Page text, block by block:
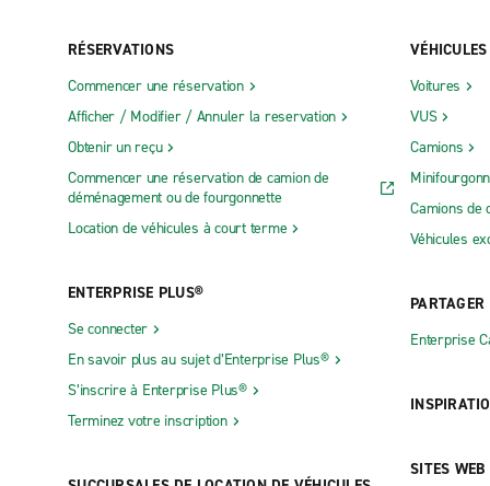
RÉSERVATIONS
Commencer une réservation
Afficher / Modifier / Annuler la reservation
Obtenir un reçu
Commencer une réservation de camion de
déménagement ou de fourgonnette
Location de véhicules à court terme
ENTERPRISE PLUS®
Se connecter
En savoir plus au sujet d’Enterprise Plus®
S’inscrire à Enterprise Plus®
Terminez votre inscription
VÉHICULES
Voitures
VUS
Camions
Camions de
Véhicules
PARTAGER
Enterprise
SITES